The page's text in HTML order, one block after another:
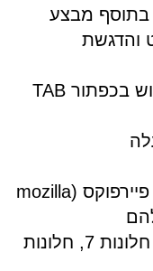
בתוסף מבצע
והדגשת
ניווט באמצעות מקלדת ע"י שימוש בכפתור TAB
כרום (google chrome) ומוזילה פיירפוקס (mozilla
האתר נבדק במערכות הפעלה: חלונות 7, חלונות